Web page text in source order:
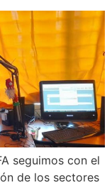
seguimos con el
de los sectores